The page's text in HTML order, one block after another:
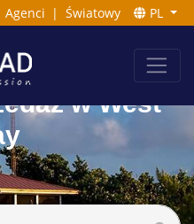
Agenci | Światowy PL
w West